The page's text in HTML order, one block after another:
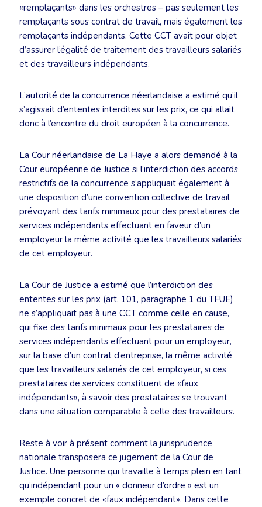
«remplaçants» dans les orchestres – pas seulement les
remplaçants sous contrat de travail, mais également les
remplaçants indépendants. Cette CCT avait pour objet
d’assurer l’égalité de traitement des travailleurs salariés
et des travailleurs indépendants.
L’autorité de la concurrence néerlandaise a estimé qu’il
s’agissait d’ententes interdites sur les prix, ce qui allait
donc à l’encontre du droit européen à la concurrence.
La Cour néerlandaise de La Haye a alors demandé à la
Cour européenne de Justice si l’interdiction des accords
restrictifs de la concurrence s’appliquait également à
une disposition d’une convention collective de travail
prévoyant des tarifs minimaux pour des prestataires de
services indépendants effectuant en faveur d’un
employeur la même activité que les travailleurs salariés
de cet employeur.
La Cour de Justice a estimé que l’interdiction des
ententes sur les prix (art. 101, paragraphe 1 du TFUE)
ne s’appliquait pas à une CCT comme celle en cause,
qui fixe des tarifs minimaux pour les prestataires de
services indépendants effectuant pour un employeur,
sur la base d’un contrat d’entreprise, la même activité
que les travailleurs salariés de cet employeur, si ces
prestataires de services constituent de «faux
indépendants», à savoir des prestataires se trouvant
dans une situation comparable à celle des travailleurs.
Reste à voir à présent comment la jurisprudence
nationale transposera ce jugement de la Cour de
Justice. Une personne qui travaille à temps plein en tant
qu’indépendant pour un « donneur d’ordre » est un
exemple concret de «faux indépendant». Dans cette